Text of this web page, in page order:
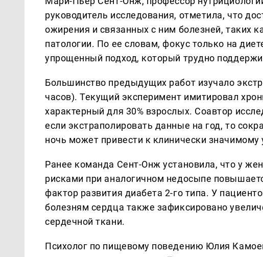
руководитель исследования, отметила, что
ожирения и связанных с ним болезней, таких
патологии. По ее словам, фокус только на
упрощенный подход, который трудно
Большинство предыдущих работ изучало
часов). Текущий эксперимент имитировал
характерный для 30% взрослых. Соавтор
если экстраполировать данные на год, то
ночь может привести к клинически значимому
Ранее команда Сент-Онж установила, что у
рисками при аналогичном недосыпе
фактор развития диабета 2-го типа. У
болезням сердца также зафиксировано
сердечной ткани.
Психолог по пищевому поведению Юлия